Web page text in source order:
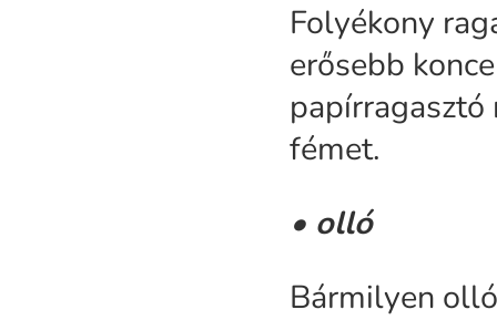
Folyékony
erősebb
fémet.
• olló
Bármilyen